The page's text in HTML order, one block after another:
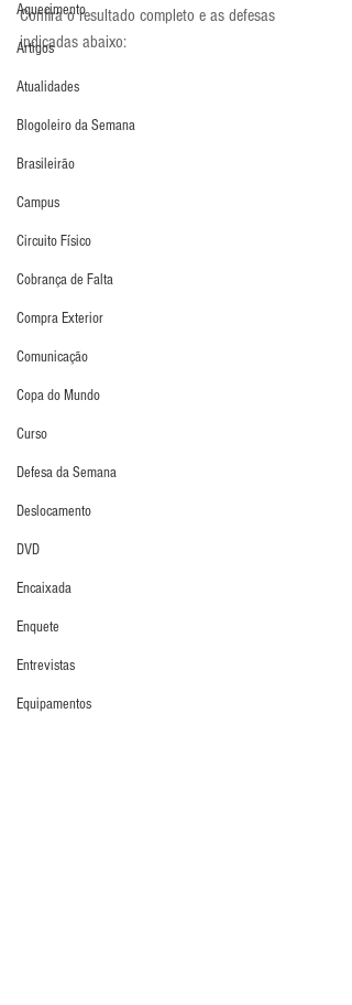
Aquecimento
Artigos
Atualidades
Blogoleiro da Semana
Brasileirão
Campus
Circuito Físico
Cobrança de Falta
Compra Exterior
Comunicação
Copa do Mundo
Curso
Defesa da Semana
Deslocamento
DVD
Encaixada
Enquete
Entrevistas
Equipamentos
Confira o resultado completo e as defesas
indicadas abaixo: